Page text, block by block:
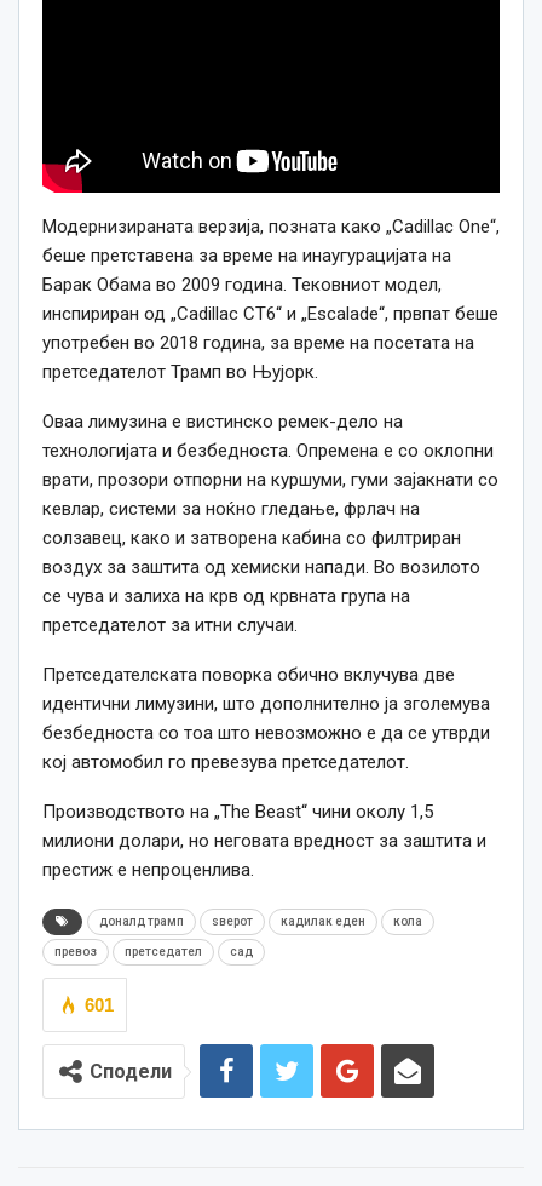
Модернизираната верзија, позната како „Cadillac One“,
беше претставена за време на инаугурацијата на
Барак Обама во 2009 година. Тековниот модел,
инспириран од „Cadillac CT6“ и „Escalade“, првпат беше
употребен во 2018 година, за време на посетата на
претседателот Трамп во Њујорк.
Оваа лимузина е вистинско ремек-дело на
технологијата и безбедноста. Опремена е со оклопни
врати, прозори отпорни на куршуми, гуми зајакнати со
кевлар, системи за ноќно гледање, фрлач на
солзавец, како и затворена кабина со филтриран
воздух за заштита од хемиски напади. Во возилото
се чува и залиха на крв од крвната група на
претседателот за итни случаи.
Претседателската поворка обично вклучува две
идентични лимузини, што дополнително ја зголемува
безбедноста со тоа што невозможно е да се утврди
кој автомобил го превезува претседателот.
Производството на „The Beast“ чини околу 1,5
милиони долари, но неговата вредност за заштита и
престиж е непроценлива.
доналд трамп ѕверот кадилак еден кола
превоз претседател сад
601
Сподели